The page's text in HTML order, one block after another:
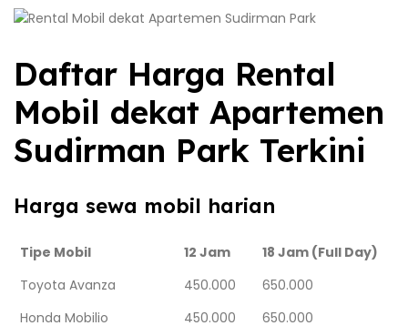
Daftar Harga Rental
Mobil dekat Apartemen
Sudirman Park Terkini
Harga sewa mobil harian
Tipe Mobil 12 Jam
18 Jam (Full Day)
Toyota Avanza
450.000
650.000
Honda Mobilio
450.000 650.000